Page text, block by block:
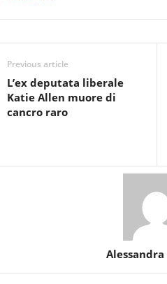
Previous article
L’ex deputata liberale
Katie Allen muore di
cancro raro